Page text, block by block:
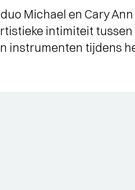
Michael en Cary
intimiteit
instrumenten tijdens